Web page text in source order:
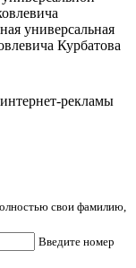
универсальная
Курбатова
рекламы
свои фамилию,
Введите номер